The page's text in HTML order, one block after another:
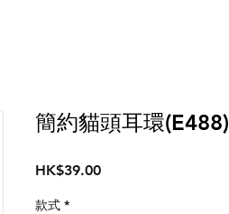
簡約貓頭耳環(E488)
HK$39.00價
款式 *